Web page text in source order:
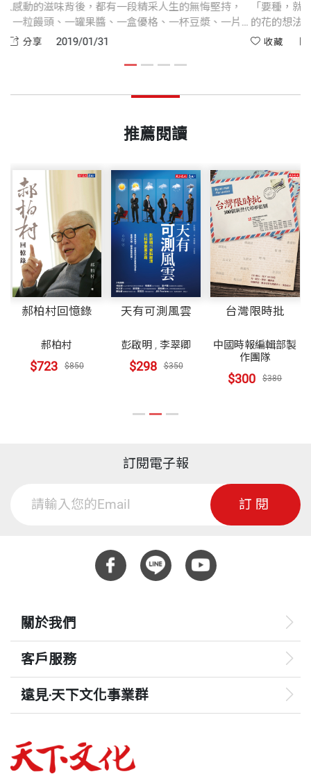
每一種令人感動的滋味背後，都有一段精采人生的無悔堅持，
一塊豆腐、一粒饅頭、一罐果醬、一盒優格、一杯豆漿、一片
餅乾……
收藏 分享 2019/01/31
推薦閱讀
郝柏村回憶錄
郝柏村
$723 $850
天有可測風雲
彭啟明 ,李翠卿
$298 $350
台灣限時批
中國時報編輯部製
作團隊
$300 $380
訂閱電子報
訂閱
關於我們
客戶服務
遠見‧天下文化事業群
哈佛商業評論